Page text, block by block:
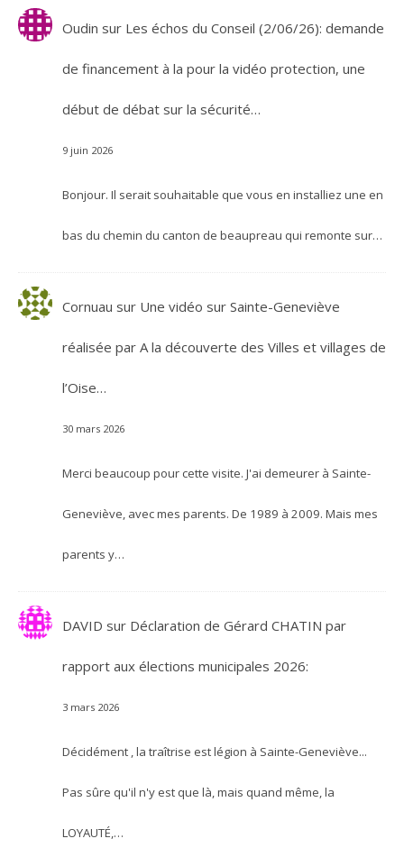
Oudin sur Les échos du Conseil (2/06/26): demande
de financement à la pour la vidéo protection, une
début de débat sur la sécurité…
9 juin 2026
Bonjour. Il serait souhaitable que vous en installiez une en
bas du chemin du canton de beaupreau qui remonte sur…
Cornuau sur Une vidéo sur Sainte-Geneviève
réalisée par A la découverte des Villes et villages de
l’Oise…
30 mars 2026
Merci beaucoup pour cette visite. J'ai demeurer à Sainte-
Geneviève, avec mes parents. De 1989 à 2009. Mais mes
parents y…
DAVID sur Déclaration de Gérard CHATIN par
rapport aux élections municipales 2026:
3 mars 2026
Décidément , la traîtrise est légion à Sainte-Geneviève...
Pas sûre qu'il n'y est que là, mais quand même, la
LOYAUTÉ,…